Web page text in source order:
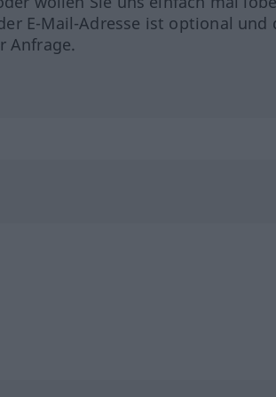
E-Mail-Adresse ist optional und
Anfrage.